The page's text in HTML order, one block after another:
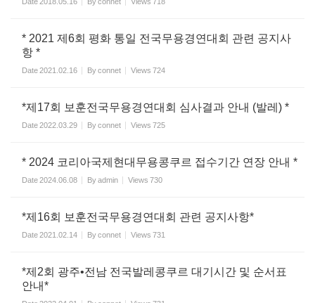
* 2021 제6회 평화 통일 전국무용경연대회 관련 공지사
항 *
Date2021.02.16 Byconnet Views 724
*제17회 보훈전국무용경연대회 심사결과 안내 (발레) *
Date2022.03.29 Byconnet Views 725
* 2024 코리아국제현대무용콩쿠르 접수기간 연장 안내 *
Date2024.06.08 Byadmin Views 730
*제16회 보훈전국무용경연대회 관련 공지사항*
Date2021.02.14 Byconnet Views 731
*제2회 광주•전남 전국발레콩쿠르 대기시간 및 순서표
안내*